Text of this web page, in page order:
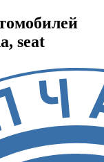
seat